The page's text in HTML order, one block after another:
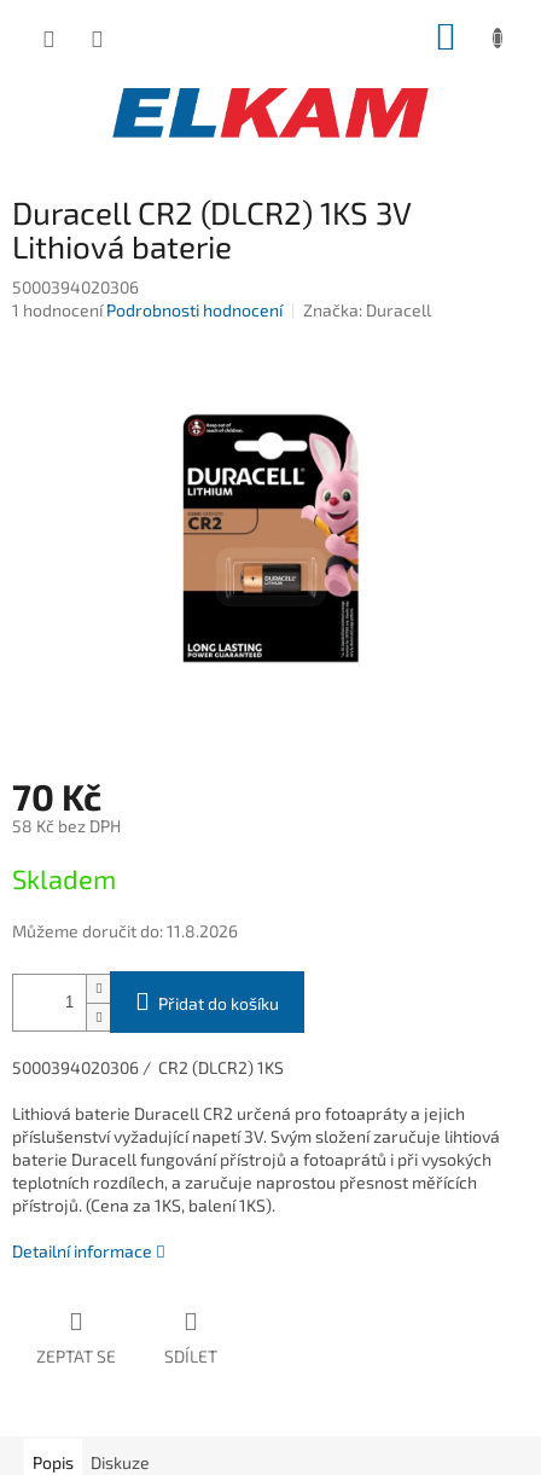
Duracell CR2 (DLCR2) 1KS 3V
Lithiová baterie
5000394020306
Průměrné
1 hodnocení Podrobnosti hodnocení Značka: Duracell
70 Kč
58 Kč bez DPH
cena:
Skladem
Můžeme doručit do:11.8.2026
Přidat do košíku
5000394020306 / CR2 (DLCR2) 1KS
Lithiová baterie Duracell CR2 určená pro fotoapráty a jejich
příslušenství vyžadující napetí 3V. Svým složení zaručuje lihtiová
baterie Duracell fungování přístrojů a fotoaprátů i při vysokých
teplotních rozdílech, a zaručuje naprostou přesnost měřících
přístrojů. (Cena za 1KS, balení 1KS).
Detailní informace
ZEPTAT SE SDÍLET
Popis Diskuze